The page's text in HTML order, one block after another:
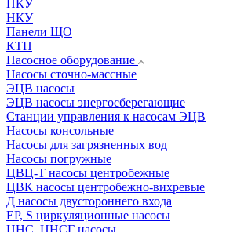
ПКУ
НКУ
Панели ЩО
КТП
Насосное оборудование
Насосы сточно-массные
ЭЦВ насосы
ЭЦВ насосы энергосберегающие
Станции управления к насосам ЭЦВ
Насосы консольные
Насосы для загрязненных вод
Насосы погружные
ЦВЦ-Т насосы центробежные
ЦВК насосы центробежно-вихревые
Д насосы двустороннего входа
EP, S циркуляционные насосы
ЦНС, ЦНСГ насосы